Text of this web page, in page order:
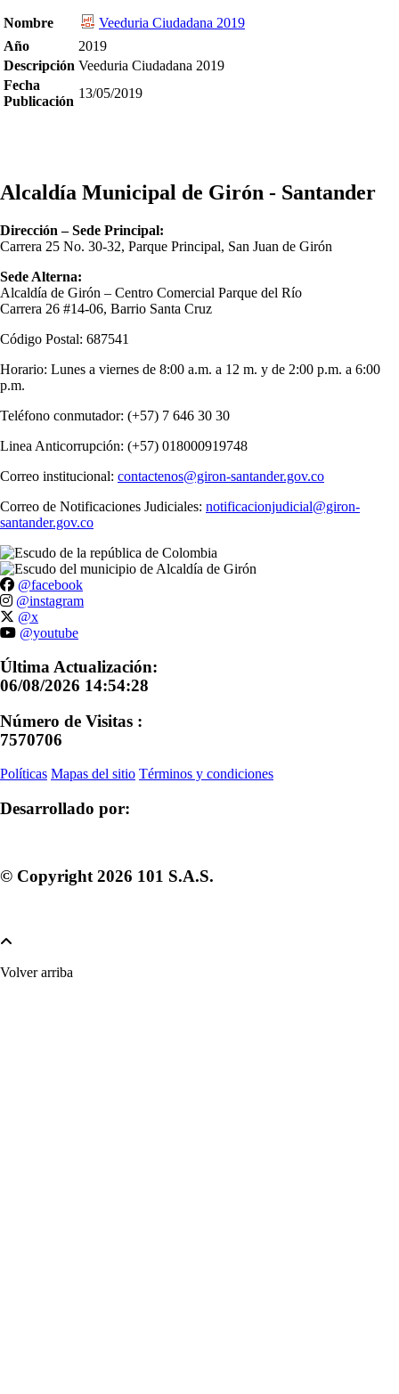
Nombre
Veeduria Ciudadana 2019
Año
2019
Descripción Veeduria Ciudadana 2019
Fecha
Publicación
13/05/2019
Alcaldía Municipal de Girón - Santander
Dirección – Sede Principal:
Carrera 25 No. 30-32, Parque Principal, San Juan de Girón
Sede Alterna:
Alcaldía de Girón – Centro Comercial Parque del Río
Carrera 26 #14-06, Barrio Santa Cruz
Código Postal: 687541
Horario: Lunes a viernes de 8:00 a.m. a 12 m. y de 2:00 p.m. a 6:00
p.m.
Teléfono conmutador: (+57) 7 646 30 30
Linea Anticorrupción: (+57) 018000919748
Correo institucional: contactenos@giron-santander.gov.co
Correo de Notificaciones Judiciales: notificacionjudicial@giron-
santander.gov.co
@facebook
@instagram
@x
@youtube
Última Actualización:
06/08/2026 14:54:28
Número de Visitas :
7570706
Políticas Mapas del sitio Términos y condiciones
Desarrollado por:
© Copyright 2026 101 S.A.S.
Volver arriba